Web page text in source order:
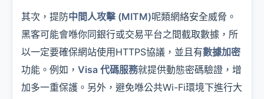
其次，提防中間人攻擊 (MITM)呢類網絡安全威脅。
黑客可能會喺你同銀行或交易平台之間截取數據，所
以一定要確保網站使用HTTPS協議，並且有數據加密
功能。例如， Visa 代碼服務就提供動態密碼驗證，增
加多一重保護。另外，避免喺公共Wi-Fi環境下進行大